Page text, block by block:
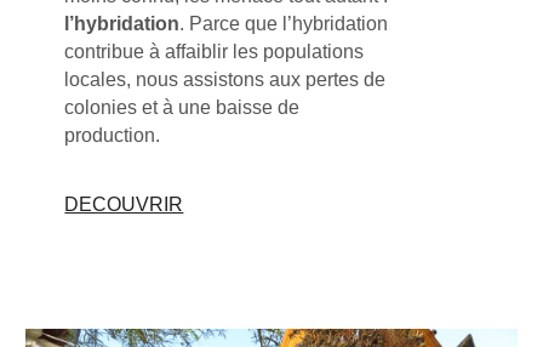
l’hybridation. Parce que l’hybridation
contribue à affaiblir les populations
locales, nous assistons aux pertes de
colonies et à une baisse de
production.
DECOUVRIR